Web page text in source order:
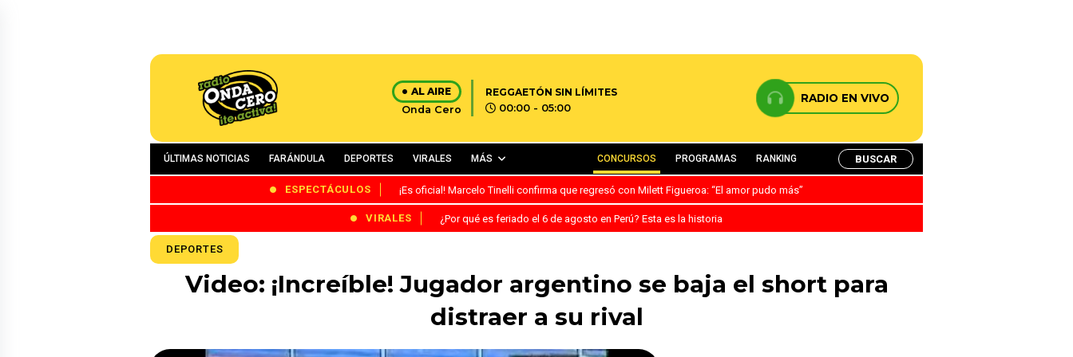
AL AIRE
Onda Cero
REGGAETÓN SIN LÍMITES
00:00 - 05:00
RADIO EN VIVO
ÚLTIMAS NOTICIAS FARÁNDULA DEPORTES VIRALES MÁS CONCURSOS PROGRAMAS RANKING BUSCAR
ESPECTÁCULOS ¡Es oficial! Marcelo Tinelli confirma que regresó con Milett Figueroa: “El amor pudo más”
VIRALES ¿Por qué es feriado el 6 de agosto en Perú? Esta es la historia
DEPORTES
Video: ¡Increíble! Jugador argentino se baja el short para
distraer a su rival